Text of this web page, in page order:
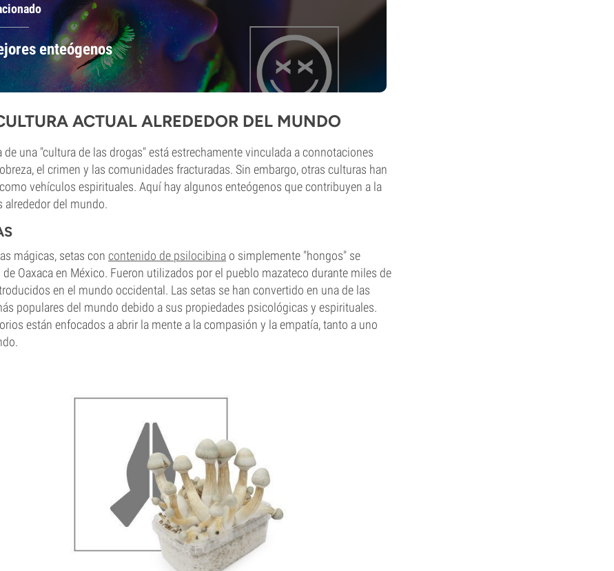
enteógenos
ACTUAL ALREDEDOR DEL MUNDO
de una "cultura de las drogas" está estrechamente vinculada a connotaciones
el crimen y las comunidades fracturadas. Sin embargo, otras culturas han
vehículos espirituales. Aquí hay algunos enteógenos que contribuyen a la
alrededor del mundo.
mágicas, setas con contenido de psilocibina o simplemente "hongos" se
Oaxaca en México. Fueron utilizados por el pueblo mazateco durante miles de
en el mundo occidental. Las setas se han convertido en una de las
populares del mundo debido a sus propiedades psicológicas y espirituales.
están enfocados a abrir la mente a la compasión y la empatía, tanto a uno